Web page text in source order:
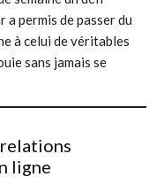
permis de passer du
à celui de véritables
sans jamais se
ligne